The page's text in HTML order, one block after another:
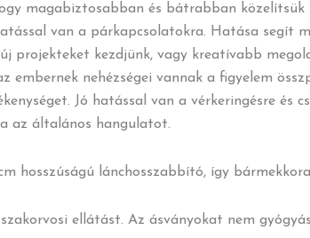
magabiztosabban és bátrabban
van a párkapcsolatokra. Hatása segít
projekteket kezdjünk, vagy kreatívabb
embernek nehézségei vannak a figyelem
Jó hatással van a vérkeringésre és
az általános hangulatot.
hosszúságú lánchosszabbító, így
ellátást. Az ásványokat nem